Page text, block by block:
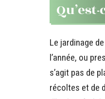
Le jardinage
l’année, ou
s’agit pas de
récoltes et de